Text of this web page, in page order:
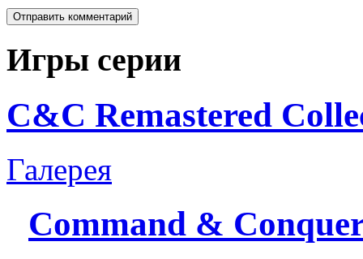
Игры серии
C&C Remastered
Галерея
Command &